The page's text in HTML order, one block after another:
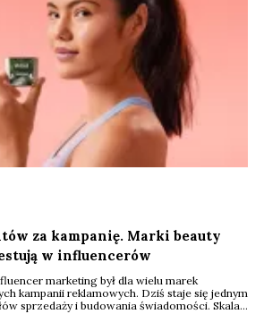
za kampanię. Marki beauty
w influencerów
marketing był dla wielu marek
kampanii reklamowych. Dziś staje się jednym
sprzedaży i budowania świadomości. Skala